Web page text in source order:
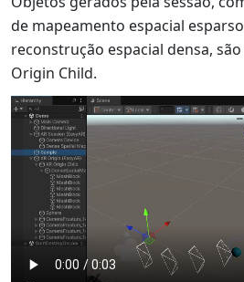
de mapeamento espacial
reconstrução espacial densa,
Origin Child.